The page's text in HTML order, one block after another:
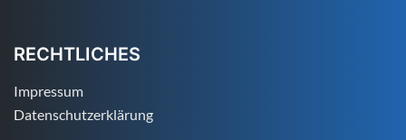
RECHTLICHES
Impressum
Datenschutzerklärung